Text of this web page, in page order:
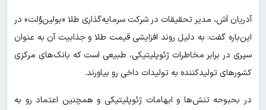
آدریان اَش، مدیر تحقیقات در شرکت سرمایه‌گذاری طلا «بولین‌وُلت» در
این‌باره گفت: به دلیل روند افزایشی قیمت طلا و جذابیت آن به عنوان
سپری در برابر مخاطرات ژئوپلیتیکی، طبیعی است که بانک‌های مرکزی
کشورهای تولیدکننده به تولیدات داخی رو بیاورند.
در بحبوحه تنش‌ها و ابهامات ژئوپلیتیکی و همچنین اعتماد رو به